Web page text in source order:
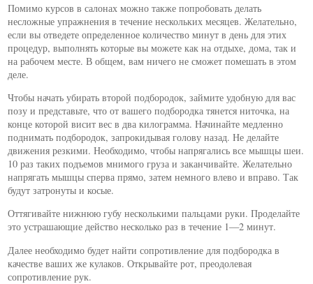
Помимо курсов в салонах можно также попробовать делать
несложные упражнения в течение нескольких месяцев. Желательно,
если вы отведете определенное количество минут в день для этих
процедур, выполнять которые вы можете как на отдыхе, дома, так и
на рабочем месте. В общем, вам ничего не сможет помешать в этом
деле.
Чтобы начать убирать второй подбородок, займите удобную для вас
позу и представьте, что от вашего подбородка тянется ниточка, на
конце которой висит вес в два килограмма. Начинайте медленно
поднимать подбородок, запрокидывая голову назад. Не делайте
движения резкими. Необходимо, чтобы напрягались все мышцы шеи.
10 раз таких подъемов мнимого груза и заканчивайте. Желательно
напрягать мышцы сперва прямо, затем немного влево и вправо. Так
будут затронуты и косые.
Оттягивайте нижнюю губу несколькими пальцами руки. Проделайте
это устрашающие действо несколько раз в течение 1—2 минут.
Далее необходимо будет найти сопротивление для подбородка в
качестве ваших же кулаков. Открывайте рот, преодолевая
сопротивление рук.